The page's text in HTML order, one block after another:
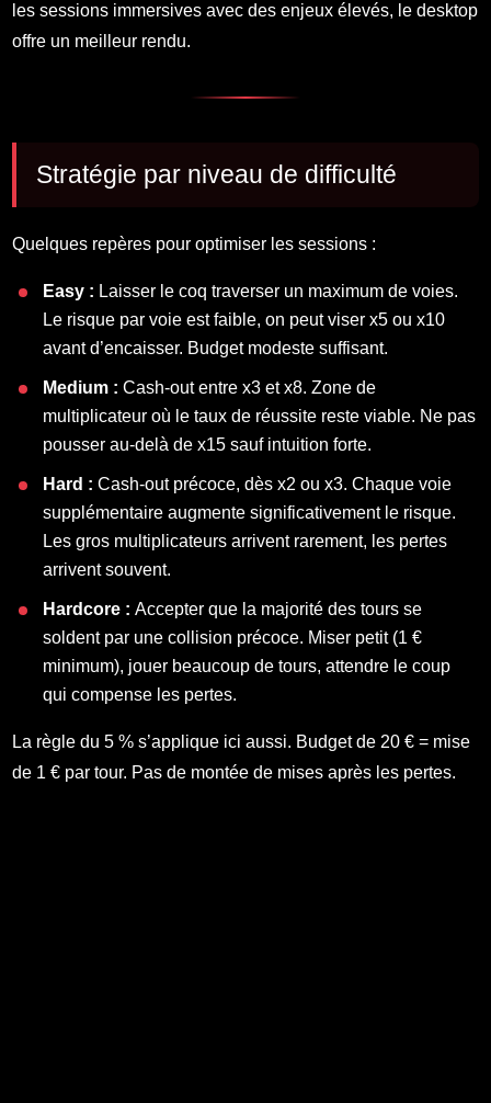
les sessions immersives avec des enjeux élevés, le desktop
offre un meilleur rendu.
Stratégie par niveau de difficulté
Quelques repères pour optimiser les sessions :
Easy : Laisser le coq traverser un maximum de voies.
Le risque par voie est faible, on peut viser x5 ou x10
avant d’encaisser. Budget modeste suffisant.
Medium : Cash-out entre x3 et x8. Zone de
multiplicateur où le taux de réussite reste viable. Ne pas
pousser au-delà de x15 sauf intuition forte.
Hard : Cash-out précoce, dès x2 ou x3. Chaque voie
supplémentaire augmente significativement le risque.
Les gros multiplicateurs arrivent rarement, les pertes
arrivent souvent.
Hardcore : Accepter que la majorité des tours se
soldent par une collision précoce. Miser petit (1 €
minimum), jouer beaucoup de tours, attendre le coup
qui compense les pertes.
La règle du 5 % s’applique ici aussi. Budget de 20 € = mise
de 1 € par tour. Pas de montée de mises après les pertes.